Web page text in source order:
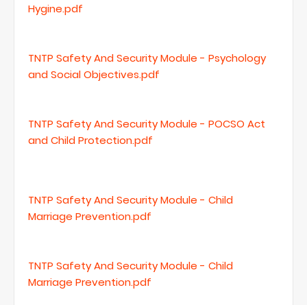
Hygine.pdf
TNTP Safety And Security Module - Psychology
and Social Objectives.pdf
TNTP Safety And Security Module - POCSO Act
and Child Protection.pdf
TNTP Safety And Security Module - Child
Marriage Prevention.pdf
TNTP Safety And Security Module - Child
Marriage Prevention.pdf